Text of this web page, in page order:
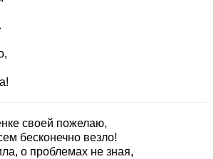
своей пожелаю,
бесконечно везло!
о проблемах не зная,